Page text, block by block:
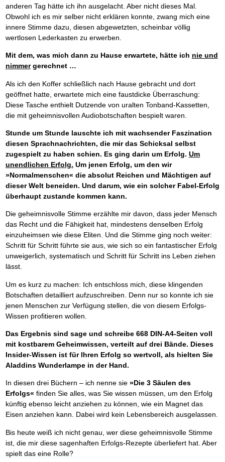
anderen Tag hätte ich ihn ausgelacht. Aber nicht dieses Mal.
Obwohl ich es mir selber nicht erklären konnte, zwang mich eine
innere Stimme dazu, diesen abgewetzten, scheinbar völlig
wertlosen Lederkasten zu erwerben.
Mit dem, was mich dann zu Hause erwartete, hätte ich nie und
nimmergerechnet …
Als ich den Koffer schließlich nach Hause gebracht und dort
geöffnet hatte, erwartete mich eine faustdicke Überraschung:
Diese Tasche enthielt Dutzende von uralten Tonband-Kassetten,
die mit geheimnisvollen Audiobotschaften bespielt waren.
Stunde um Stunde lauschte ich mit wachsender Faszination
diesen Sprachnachrichten, die mir das Schicksal selbst
zugespielt zu haben schien. Es ging darin um Erfolg. Um
unendlichen Erfolg. Um jenen Erfolg, um den wir
»Normalmenschen« die absolut Reichen und Mächtigen auf
dieser Welt beneiden. Und darum, wie ein solcher Fabel-Erfolg
überhaupt zustande kommen kann.
Die geheimnisvolle Stimme erzählte mir davon, dass jeder Mensch
das Recht und die Fähigkeit hat, mindestens denselben Erfolg
einzuheimsen wie diese Eliten. Und die Stimme ging noch weiter:
Schritt für Schritt führte sie aus, wie sich so ein fantastischer Erfolg
unweigerlich, systematisch und Schritt für Schritt ins Leben ziehen
lässt.
Um es kurz zu machen: Ich entschloss mich, diese klingenden
Botschaften detailliert aufzuschreiben. Denn nur so konnte ich sie
jenen Menschen zur Verfügung stellen, die von diesem Erfolgs-
Wissen profitieren wollen.
Das Ergebnis sind sage und schreibe 668 DIN-A4-Seiten voll
mit kostbarem Geheimwissen, verteilt auf drei Bände. Dieses
Insider-Wissen ist für Ihren Erfolg so wertvoll, als hielten Sie
Aladdins Wunderlampe in der Hand.
In diesen drei Büchern – ich nenne sie »Die 3 Säulen des
Erfolgs« finden Sie alles, was Sie wissen müssen, um den Erfolg
künftig ebenso leicht anziehen zu können, wie ein Magnet das
Eisen anziehen kann. Dabei wird kein Lebensbereich ausgelassen.
Bis heute weiß ich nicht genau, wer diese geheimnisvolle Stimme
ist, die mir diese sagenhaften Erfolgs-Rezepte überliefert hat. Aber
spielt das eine Rolle?